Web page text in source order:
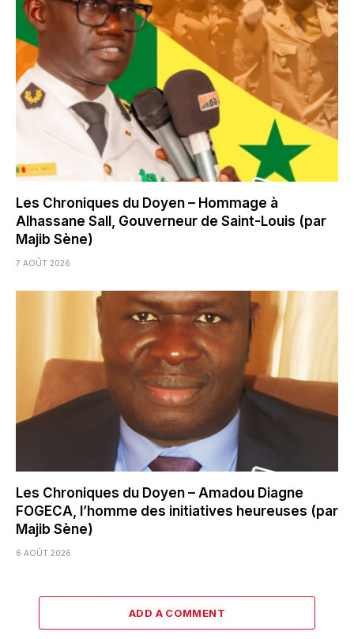
Les Chroniques du Doyen – Hommage à
Alhassane Sall, Gouverneur de Saint-Louis (par
Majib Sène)
7 AOÛT 2026
Les Chroniques du Doyen – Amadou Diagne
FOGECA, l’homme des initiatives heureuses (par
Majib Sène)
6 AOÛT 2026
ADD A COMMENT